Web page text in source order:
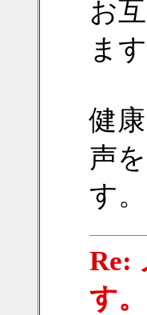
お
ます
健
声
す。
Re:
す。